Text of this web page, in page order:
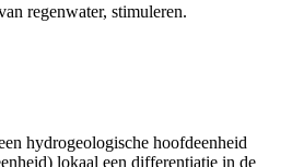
regenwater, stimuleren.
hydrogeologische hoofdeenheid
lokaal een differentiatie in de